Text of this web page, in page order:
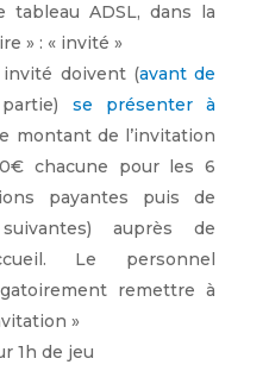
tableau ADSL, dans la
» : « invité »
invité doivent (avant de
se présenter à
montant de l’invitation
chacune pour les 6
payantes puis de
auprès de
Le personnel
remettre à
»
1h de jeu